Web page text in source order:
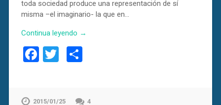
toda sociedad produce una representación de sí
misma –el imaginario- la que en…
Continua leyendo →
Facebook
Twitter
2015/01/25 4